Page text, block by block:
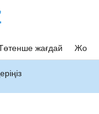
жағдай Жол